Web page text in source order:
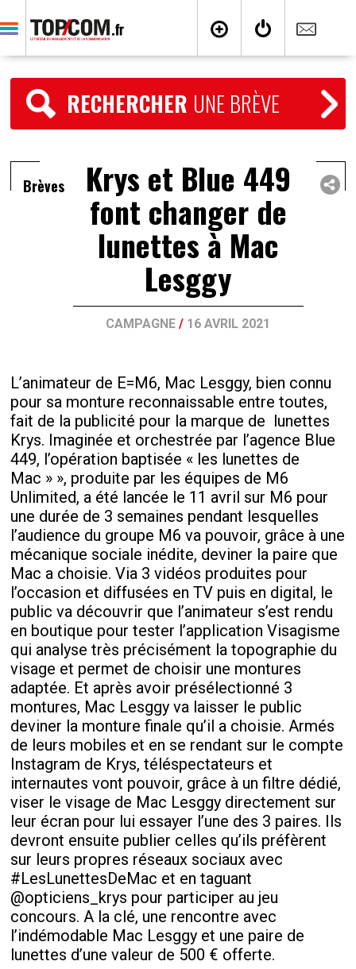
RECHERCHER UNE BRÈVE
Brèves Krys et Blue 449
font changer de
lunettes à Mac
Lesggy
CAMPAGNE / 16 AVRIL 2021
L’animateur de E=M6, Mac Lesggy, bien connu
pour sa monture reconnaissable entre toutes,
fait de la publicité pour la marque de lunettes
Krys. Imaginée et orchestrée par l’agence Blue
449, l’opération baptisée « les lunettes de
Mac » », produite par les équipes de M6
Unlimited, a été lancée le 11 avril sur M6 pour
une durée de 3 semaines pendant lesquelles
l’audience du groupe M6 va pouvoir, grâce à une
mécanique sociale inédite, deviner la paire que
Mac a choisie. Via 3 vidéos produites pour
l’occasion et diffusées en TV puis en digital, le
public va découvrir que l’animateur s’est rendu
en boutique pour tester l’application Visagisme
qui analyse très précisément la topographie du
visage et permet de choisir une montures
adaptée. Et après avoir présélectionné 3
montures, Mac Lesggy va laisser le public
deviner la monture finale qu’il a choisie. Armés
de leurs mobiles et en se rendant sur le compte
Instagram de Krys, téléspectateurs et
internautes vont pouvoir, grâce à un filtre dédié,
viser le visage de Mac Lesggy directement sur
leur écran pour lui essayer l’une des 3 paires. Ils
devront ensuite publier celles qu’ils préfèrent
sur leurs propres réseaux sociaux avec
#LesLunettesDeMac et en taguant
@opticiens_krys pour participer au jeu
concours. A la clé, une rencontre avec
l’indémodable Mac Lesggy et une paire de
lunettes d’une valeur de 500 € offerte.